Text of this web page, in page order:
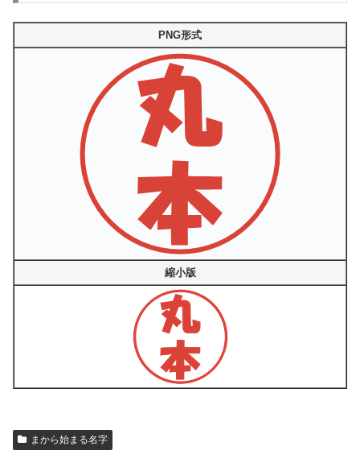
PNG形式
縮小版
まから始まる名字